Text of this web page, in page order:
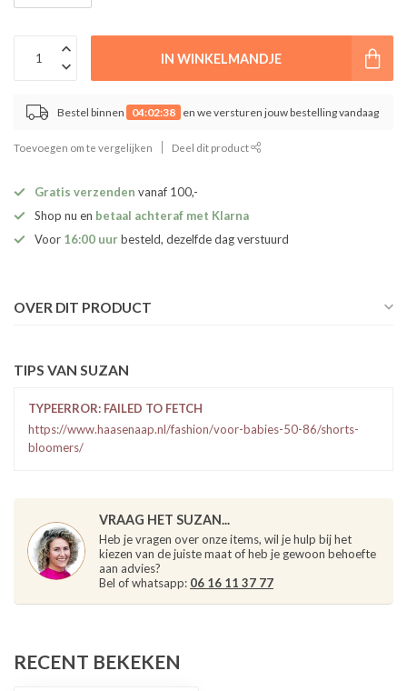
IN WINKELMANDJE
Bestel binnen 04:02:38 en we versturen jouw bestelling vandaag
Toevoegen om te vergelijken Deel dit product
Gratis verzenden vanaf 100,-
Shop nu en betaal achteraf met Klarna
Voor 16:00 uurbesteld, dezelfde dag verstuurd
OVER DIT PRODUCT
TIPS VAN SUZAN
TYPEERROR: FAILED TO FETCH
https://www.haasenaap.nl/fashion/voor-babies-50-86/shorts-
bloomers/
VRAAG HET SUZAN...
Heb je vragen over onze items, wil je hulp bij het
kiezen van de juiste maat of heb je gewoon behoefte
aan advies?
Bel of whatsapp: 06 16 11 37 77
RECENT BEKEKEN